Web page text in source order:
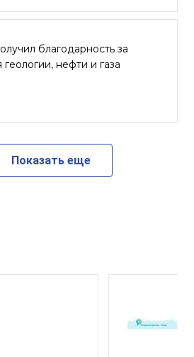
благодарность за
нефти и газа
Показать еще